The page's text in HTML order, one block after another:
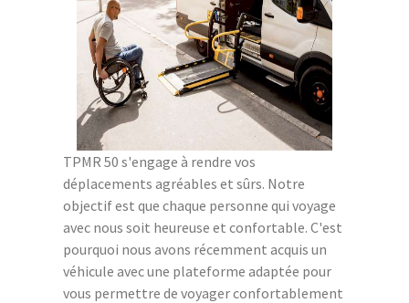
TPMR 50 s'engage à rendre vos
déplacements agréables et sûrs. Notre
objectif est que chaque personne qui voyage
avec nous soit heureuse et confortable. C'est
pourquoi nous avons récemment acquis un
véhicule avec une plateforme adaptée pour
vous permettre de voyager confortablement